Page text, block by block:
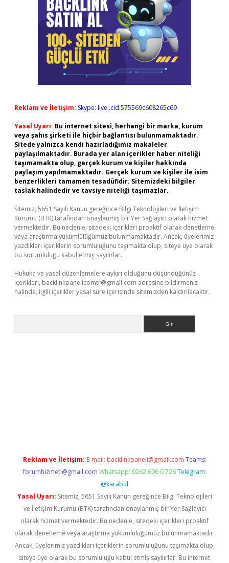
Reklam ve İletişim: Skype: live:.cid.575569c608265c69
Yasal Uyarı: Bu internet sitesi, herhangi bir marka, kurum
veya şahıs şirketi ile hiçbir bağlantısı bulunmamaktadır.
Sitede yalnızca kendi hazırladığımız makaleler
paylaşılmaktadır. Burada yer alan içerikler haber niteliği
taşımamakta olup, gerçek kurum ve kişiler hakkında
paylaşım yapılmamaktadır. Gerçek kurum ve kişiler ile isim
benzerlikleri tamamen tesadüfidir. Sitemizdeki bilgiler
taslak halindedir ve tavsiye niteliği taşımazlar.
Sitemiz, 5651 Sayılı Kanun gereğince Bilgi Teknolojileri ve İletişim
Kurumu (BTK) tarafından onaylanmış bir Yer Sağlayıcı olarak hizmet
vermektedir. Bu nedenle, sitedeki içerikleri proaktif olarak denetleme
veya araştırma yükümlülüğümüz bulunmamaktadır. Ancak, üyelerimiz
yazdıkları içeriklerin sorumluluğunu taşımakta olup, siteye üye olarak
bu sorumluluğu kabul etmiş sayılırlar.
Hukuka ve yasal düzenlemelere aykırı olduğunu düşündüğünüz
içerikleri, backlinkpanelicomtr@gmail.com adresine bildirmeniz
halinde, ilgili içerikler yasal süre içerisinde sitemizden kaldırılacaktır.
Reklam ve İletişim: E-mail: backlinkpaneli@gmail.com Teams:
forumhizmeti@gmail.com Whatsapp: 0262 606 0 726 Telegram:
@karabul
Yasal Uyarı: Sitemiz, 5651 Sayılı Kanun gereğince Bilgi Teknolojileri
ve İletişim Kurumu (BTK) tarafından onaylanmış bir Yer Sağlayıcı
olarak hizmet vermektedir. Bu nedenle, sitedeki içerikleri proaktif
olarak denetleme veya araştırma yükümlülüğümüz bulunmamaktadır.
Ancak, üyelerimiz yazdıkları içeriklerin sorumluluğunu taşımakta olup,
siteye üye olarak bu sorumluluğu kabul etmiş sayılırlar. Bu internet